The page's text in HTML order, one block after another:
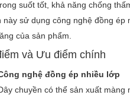
suốt tốt, khả năng chống
này sử dụng công nghệ đồng
của sản phẩm.
và Ưu điểm chính
nghệ đồng ép nhiều lớp
chuyền có thể sản xuất